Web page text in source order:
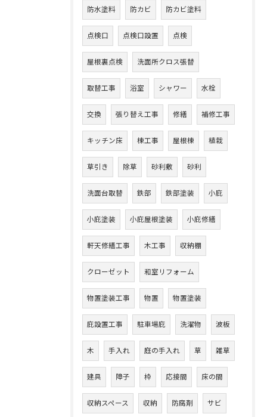
防水塗料 防カビ 防カビ塗料
点検口 点検口設置 点検
屋根裏点検 洗面所クロス張替
取替工事 浴室 シャワー 水栓
交換 張り替え工事 修繕 補修工事
キッチン床 棟工事 屋根棟 植栽
草引き 除草 砂利敷 砂利
洗面台取替 鉄部 鉄部塗装 小庇
小庇塗装 小庇屋根塗装 小庇修繕
軒天修繕工事 木工事 収納棚
クローゼット 和室リフォーム
物置塗装工事 物置 物置塗装
庇設置工事 駐車場庇 洗濯物 波板
木 手入れ 庭の手入れ 草 雑草
建具 障子 枠 応接間 床の間
収納スペース 収納 防腐剤 サビ